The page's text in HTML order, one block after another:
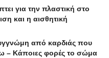
για την πλαστική στο
και η αισθητική
από καρδιάς που
– Κάποιες φορές το σώμα